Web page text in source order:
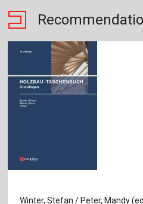
Winter, Stefan / Peter, Mandy